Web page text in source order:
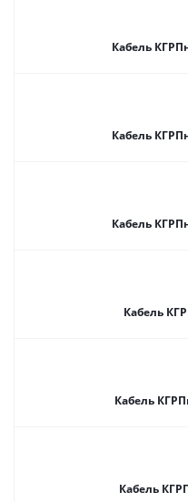
Кабель
Кабель
Кабель
Кабель
Кабель
Кабель